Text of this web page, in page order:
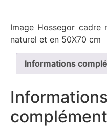
Image Hossegor
naturel et en 50X70 cm
Informations
Informations